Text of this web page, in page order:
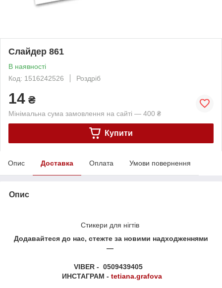
Слайдер 861
В наявності
Код: 1516242526
Роздріб
14 ₴
Мінімальна сума замовлення на сайті — 400 ₴
Купити
Опис Доставка Оплата Умови повернення
Опис
Стикери для нігтів
Додавайтеся до нас, стежте за новими надходженнями
—
VIBER - 0509439405
ИНСТАГРАМ - tetiana.grafova